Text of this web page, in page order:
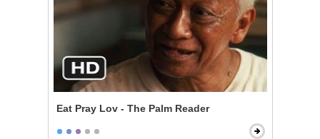
Eat Pray Lov - The Palm Reader